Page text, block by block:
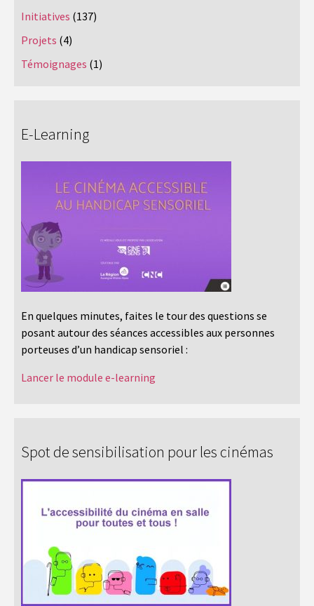
Initiatives (137)
Projets (4)
Témoignages (1)
E-Learning
En quelques minutes, faites le tour des questions se
posant autour des séances accessibles aux personnes
porteuses d’un handicap sensoriel :
Lancer le module e-learning
Spot de sensibilisation pour les cinémas